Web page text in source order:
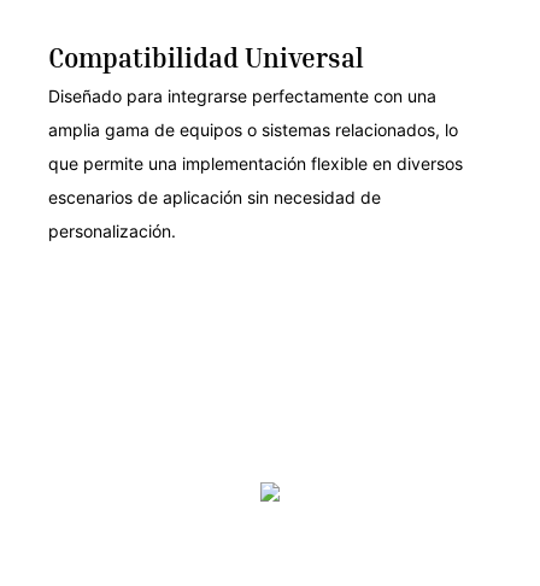
Compatibilidad Universal
Diseñado para integrarse perfectamente con una
amplia gama de equipos o sistemas relacionados, lo
que permite una implementación flexible en diversos
escenarios de aplicación sin necesidad de
personalización.